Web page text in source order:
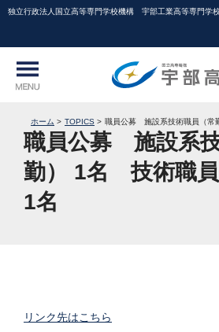
独立行政法人国立高等専門学校機構 宇部工業高等専門学
ホーム TOPICS 職員公募 施設系技術職員（常
職員公募 施設系
勤） 1名 技術職員
1名
リンク先はこちら